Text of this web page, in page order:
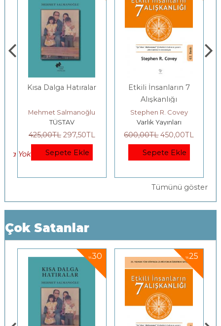
Yok)
Kısa Dalga Hatıralar
Mehmet Salmanoğlu
TÜSTAV
425,00TL 297,50TL
Sepete Ekle
Etkili İnsanların 7
Alışkanlığı
Stephen R. Covey
Varlık Yayınları
600,00TL 450,00TL
Sepete Ekle
Tümünü göster
Çok Satanlar
%30 %25